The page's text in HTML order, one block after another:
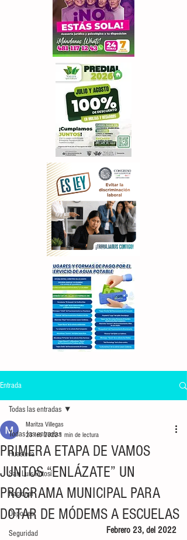
Entrada
Todas las entradas
Huasteca
San Luis Potosí
Nacional
Deportes
Seguridad
Todas las entradas
PRIMERA ETAPA DE VAMOS
JUNTOS “ENLÁZATE” UN
PROGRAMA MUNICIPAL PARA
DOTAR DE MÓDEMS A ESCUELAS
Maritza Villegas
23 feb 20221 min de lectura
Febrero 23, del 2022